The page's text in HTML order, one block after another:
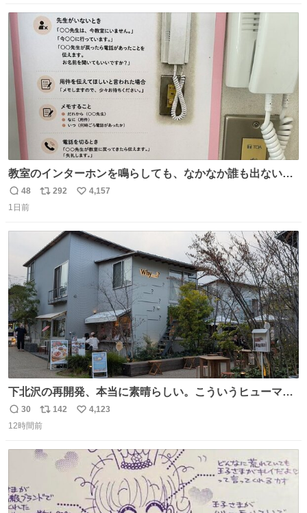
汗拭きシートみたいなもの。耳裏襟足首筋がんがん拭いて
汗臭不安を解消。
ト
数
数
教室のインターホンを鳴らしても、なかなか誰も出ないこ
とがあります…。 もしかすると「電話の出方」に困ってい
るのかもしれません。 そこで「何を話せばいいか」が見え
びです。
返
信
48
リ
数
292
い
数
4,157
1日前
下北沢の再開発、本当に素晴らしい。こういうヒューマン
スケールの開発がいいんだよ。
返
信
30
リ
ポ
ト
142
い
数
4,123
12時間前